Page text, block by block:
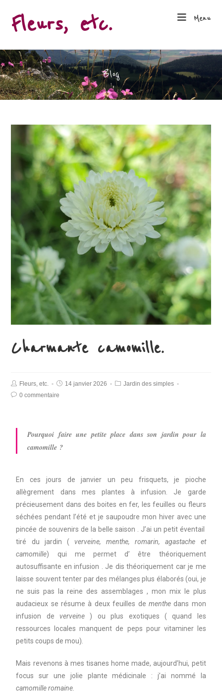
Fleurs, etc. Menu
Blog
Charmante camomille.
Fleurs, etc. 14 janvier 2026
Jardin des simples
0 commentaire
Pourquoi faire une petite place dans son jardin pour la
camomille ?
En ces jours de janvier un peu frisquets, je pioche
allègrement dans mes plantes à infusion. Je garde
précieusement dans des boites en fer, les feuilles ou fleurs
séchées pendant l’été et je saupoudre mon hiver avec une
pincée de souvenirs de la belle saison . J’ai un petit éventail
tiré du jardin ( verveine, menthe, romarin, agastache et
camomille) qui me permet d’ être théoriquement
autosuffisante en infusion . Je dis théoriquement car je me
laisse souvent tenter par des mélanges plus élaborés (oui, je
ne suis pas la reine des assemblages , mon mix le plus
audacieux se résume à deux feuilles de menthedans mon
infusion de verveine ) ou plus exotiques ( quand les
ressources locales manquent de peps pour vitaminer les
petits coups de mou).
Mais revenons à mes tisanes home made, aujourd’hui, petit
focus sur une jolie plante médicinale : j’ai nommé la
camomille romaine.